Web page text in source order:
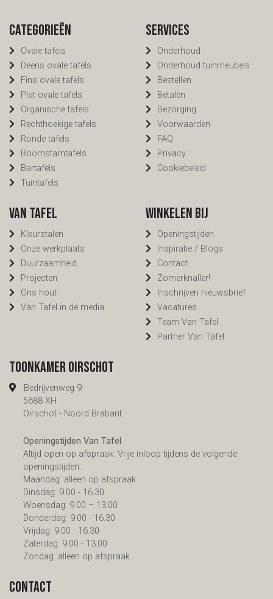
Categorieën
Ovale tafels
Deens ovale tafels
Fins ovale tafels
Plat ovale tafels
Organische tafels
Rechthoekige tafels
Ronde tafels
Boomstamtafels
Bartafels
Tuintafels
Services
Onderhoud
Onderhoud tuinmeubels
Bestellen
Betalen
Bezorging
Voorwaarden
FAQ
Privacy
Cookiebeleid
Van Tafel
Kleurstalen
Onze werkplaats
Duurzaamheid
Projecten
Ons hout
Van Tafel in de media
Winkelen bij
Openingstijden
Inspiratie / Blogs
Contact
Zomerknaller!
Inschrijven nieuwsbrief
Vacatures
Team Van Tafel
Partner Van Tafel
Toonkamer Oirschot
Bedrijvenweg 9
5688 XH
Oirschot - Noord Brabant
Openingstijden Van Tafel
Altijd open op afspraak. Vrije inloop tijdens de volgende
openingstijden:
Maandag: alleen op afspraak
Dinsdag: 9.00 - 16.30
Woensdag: 9.00 – 13.00
Donderdag: 9.00 - 16.30
Vrijdag: 9.00 - 16.30
Zaterdag: 9.00 - 13.00
Zondag: alleen op afspraak
Contact